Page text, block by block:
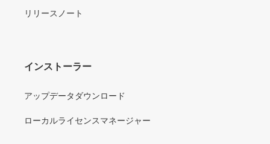
リリースノート
インストーラー
アップデータダウンロード
ローカルライセンスマネージャー